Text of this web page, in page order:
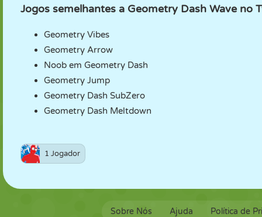
Jogos semelhantes a Geometry Dash Wave no
Geometry Vibes
Geometry Arrow
Noob em Geometry Dash
Geometry Jump
Geometry Dash SubZero
Geometry Dash Meltdown
1 Jogador
Sobre Nós Ajuda Política de